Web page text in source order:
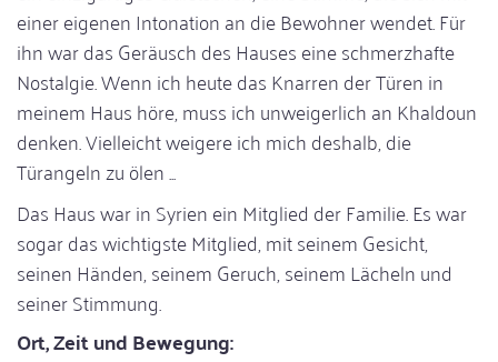
einer eigenen Intonation an die Bewohner wendet. Für
ihn war das Geräusch des Hauses eine schmerzhafte
Nostalgie. Wenn ich heute das Knarren der Türen in
meinem Haus höre, muss ich unweigerlich an Khaldoun
denken. Vielleicht weigere ich mich deshalb, die
Türangeln zu ölen ...
Das Haus war in Syrien ein Mitglied der Familie. Es war
sogar das wichtigste Mitglied, mit seinem Gesicht,
seinen Händen, seinem Geruch, seinem Lächeln und
seiner Stimmung.
Ort, Zeit und Bewegung: